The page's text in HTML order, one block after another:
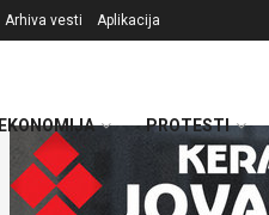
Arhiva vesti Aplikacija
EKONOMIJA PROTESTI